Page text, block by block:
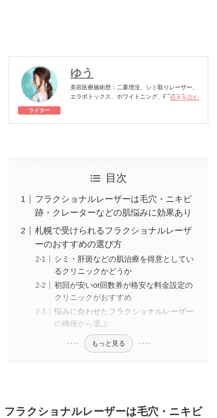
ライター
ゆう
美容医療施術歴：二重埋没、シミ取りレーザー、
エラボトックス、ホワイトニング、PRP注射など
営。エビデンスのとれた本質的な美容・健康情報
続きを読む
目次
フラクショナルレーザーは毛穴・ニキビ
跡・クレーターなどの肌悩みに効果あり
札幌で受けられるフラクショナルレーザ
ーのおすすめの選び方
シミ・肝斑などの肌治療を得意としてい
るクリニックかどうか
初回が安いor回数券が格安な料金設定の
クリニックがおすすめ
悩みに合わせたフラクショナルレーザー
の機種から選ぶ
もっと見る
フラクショナルレーザーは毛穴・ニキビ